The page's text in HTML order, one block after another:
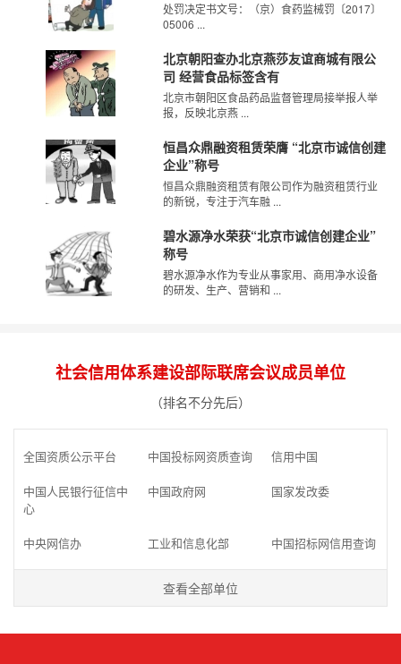
处罚决定书文号：（京）食药监械罚〔2017〕
05006 ...
北京朝阳查办北京燕莎友谊商城有限公
司 经营食品标签含有
北京市朝阳区食品药品监督管理局接举报人举
报，反映北京燕 ...
恒昌众鼎融资租赁荣膺 “北京市诚信创建
企业”称号
恒昌众鼎融资租赁有限公司作为融资租赁行业
的新锐，专注于汽车融 ...
碧水源净水荣获“北京市诚信创建企业”
称号
碧水源净水作为专业从事家用、商用净水设备
的研发、生产、营销和 ...
社会信用体系建设部际联席会议成员单位
（排名不分先后）
全国资质公示平台 中国投标网资质查询 信用中国
中国人民银行征信中
心
中国政府网 国家发改委
中央网信办 工业和信息化部 中国招标网信用查询
查看全部单位